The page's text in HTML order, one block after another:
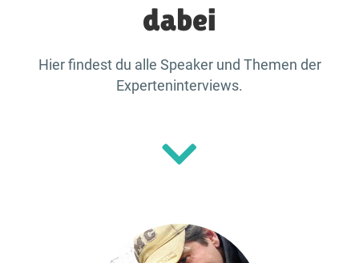
dabei
Hier findest du alle Speaker und Themen der
Experteninterviews.